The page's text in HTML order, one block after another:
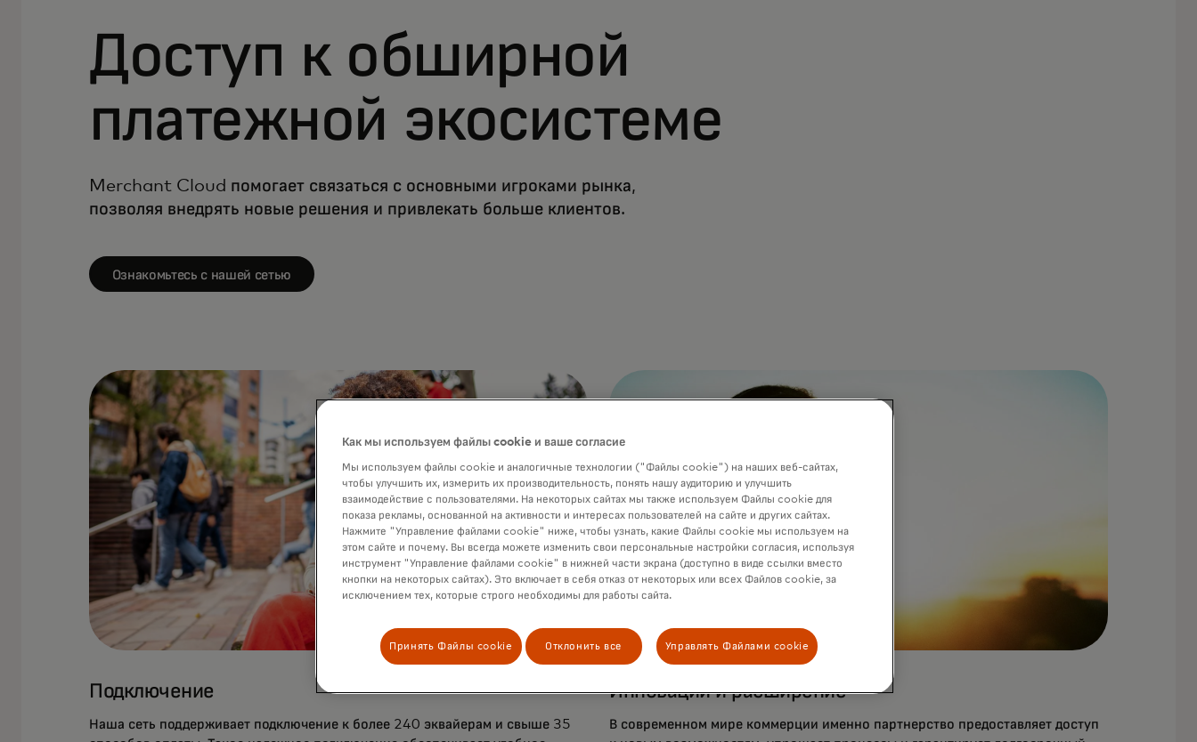
Доступ к обширной
платежной экосистеме
Merchant Cloud помогает связаться с основными игроками рынка,
позволяя внедрять новые решения и привлекать больше клиентов.
Ознакомьтесь с нашей сетью
Подключение
Наша сеть поддерживает подключение к более 240 эквайерам и свыше 35
Инновации и расширение
В современном мире коммерции именно партнерство предоставляет доступ
Как мы используем файлы cookie и ваше согласие
Мы используем файлы cookie и аналогичные технологии ("Файлы cookie") на наших веб-сайтах,
чтобы улучшить их, измерить их производительность, понять нашу аудиторию и улучшить
взаимодействие с пользователями. На некоторых сайтах мы также используем Файлы cookie для
показа рекламы, основанной на активности и интересах пользователей на сайте и других сайтах.
Нажмите "Управление файлами cookie" ниже, чтобы узнать, какие Файлы cookie мы используем на
этом сайте и почему. Вы всегда можете изменить свои персональные настройки согласия, используя
инструмент "Управление файлами cookie" в нижней части экрана (доступно в виде ссылки вместо
кнопки на некоторых сайтах). Это включает в себя отказ от некоторых или всех Файлов cookie, за
исключением тех, которые строго необходимы для работы сайта.
Принять Файлы cookie Отклонить все Управлять Файлами cookie